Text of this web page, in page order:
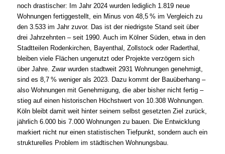
noch drastischer: Im Jahr 2024 wurden lediglich 1.819 neue
Wohnungen fertiggestellt, ein Minus von 48,5 % im Vergleich zu
den 3.533 im Jahr zuvor. Das ist der niedrigste Stand seit über
drei Jahrzehnten – seit 1990. Auch im Kölner Süden, etwa in den
Stadtteilen Rodenkirchen, Bayenthal, Zollstock oder Raderthal,
bleiben viele Flächen ungenutzt oder Projekte verzögern sich
über Jahre. Zwar wurden stadtweit 2931 Wohnungen genehmigt,
sind es 8,7 % weniger als 2023. Dazu kommt der Bauüberhang –
also Wohnungen mit Genehmigung, die aber bisher nicht fertig –
stieg auf einen historischen Höchstwert von 10.308 Wohnungen.
Köln bleibt damit weit hinter seinem selbst gesetzten Ziel zurück,
jährlich 6.000 bis 7.000 Wohnungen zu bauen. Die Entwicklung
markiert nicht nur einen statistischen Tiefpunkt, sondern auch ein
strukturelles Problem im städtischen Wohnungsbau.